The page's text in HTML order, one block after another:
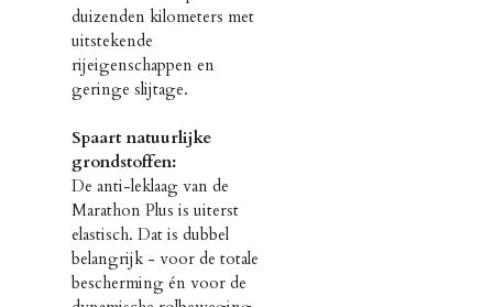
duizenden kilometers met
uitstekende
rijeigenschappen en
geringe slijtage.
Spaart natuurlijke
grondstoffen:
De anti-leklaag van de
Marathon Plus is uiterst
elastisch. Dat is dubbel
belangrijk - voor de totale
bescherming én voor de